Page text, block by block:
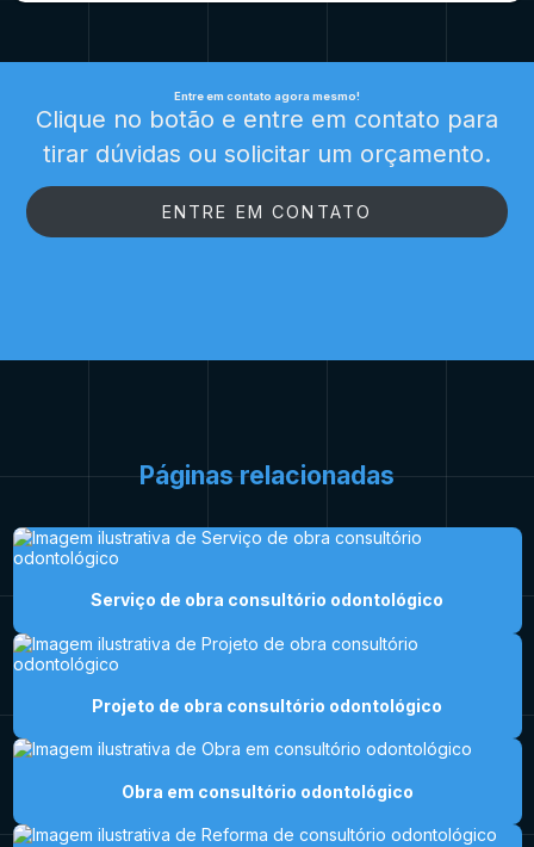
Entre em contato agora mesmo!
Clique no botão e entre em contato para
tirar dúvidas ou solicitar um orçamento.
ENTRE EM CONTATO
Páginas relacionadas
Serviço de obra consultório odontológico
Projeto de obra consultório odontológico
Obra em consultório odontológico